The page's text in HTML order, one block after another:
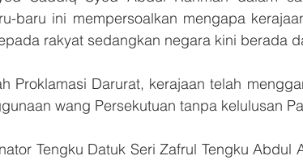
baru ini mempersoalkan mengapa
rakyat sedangkan negara kini berada
Proklamasi Darurat, kerajaan telah
wang Persekutuan tanpa kelulusan
Tengku Datuk Seri Zafrul Tengku Abdul